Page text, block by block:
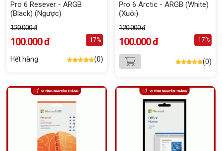
Pro 6 Resever - ARGB
(Black) (Ngược)
120.000 đ
100.000 đ -17%
Hết hàng (0)
Pro 6 Arctic - ARGB (White)
(Xuôi)
120.000 đ
100.000 đ -17%
(0)